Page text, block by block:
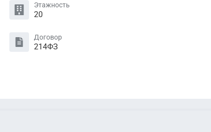
Этажность
20
Договор
214ФЗ